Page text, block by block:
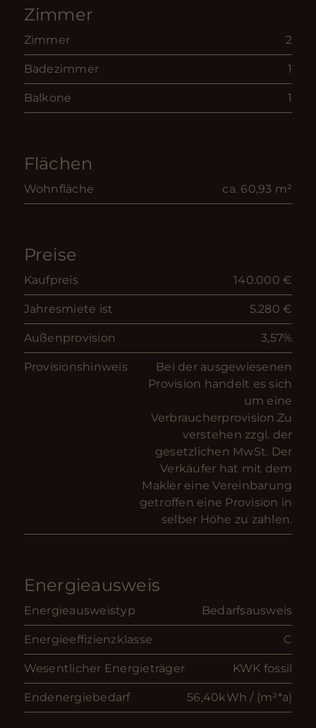
Zimmer
Zimmer 2
Badezimmer 1
Balkone 1
Flächen
Wohnfläche ca. 60,93 m²
Preise
Kaufpreis 140.000 €
Jahresmiete ist 5.280 €
Außenprovision 3,57%
Provisionshinweis
Bei der ausgewiesenen
Provision handelt es sich
um eine
Verbraucherprovision.Zu
verstehen zzgl. der
gesetzlichen MwSt. Der
Verkäufer hat mit dem
Makler eine Vereinbarung
getroffen eine Provision in
selber Höhe zu zahlen.
Energieausweis
Energieausweistyp Bedarfsausweis
Energieeffizienzklasse C
Wesentlicher Energieträger KWK fossil
Endenergiebedarf 56,40kWh / (m²*a)